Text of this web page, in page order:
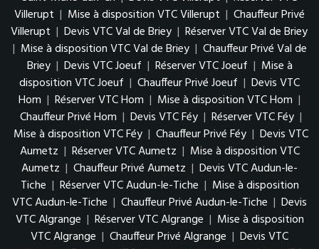
Villerupt | Mise à disposition VTC Villerupt | Chauffeur Privé
Villerupt | Devis VTC Val de Briey | Réserver VTC Val de Briey
| Mise à disposition VTC Val de Briey | Chauffeur Privé Val de
Briey | Devis VTC Joeuf | Réserver VTC Joeuf | Mise à
disposition VTC Joeuf | Chauffeur Privé Joeuf | Devis VTC
Hom | Réserver VTC Hom | Mise à disposition VTC Hom |
Chauffeur Privé Hom | Devis VTC Féy | Réserver VTC Féy |
Mise à disposition VTC Féy | Chauffeur Privé Féy | Devis VTC
Aumetz | Réserver VTC Aumetz | Mise à disposition VTC
Aumetz | Chauffeur Privé Aumetz | Devis VTC Audun-le-
Tiche | Réserver VTC Audun-le-Tiche | Mise à disposition
VTC Audun-le-Tiche | Chauffeur Privé Audun-le-Tiche | Devis
VTC Algrange | Réserver VTC Algrange | Mise à disposition
VTC Algrange | Chauffeur Privé Algrange | Devis VTC